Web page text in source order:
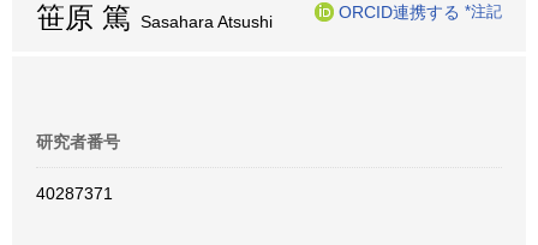
笹原 篤 Sasahara Atsushi
ORCID連携する *注記
研究者番号
40287371